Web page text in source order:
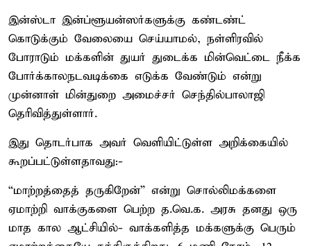
இன்ஸ்டா இன்ப்ளூயன்ஸர்களுக்கு கண்டண்ட்
கொடுக்கும் வேலையை செய்யாமல், நள்ளிரவில்
போராடும் மக்களின் துயர் துடைக்க மின்வெட்டை நீக்க
போர்க்காலநடவடிக்கை எடுக்க வேண்டும் என்று
முன்னாள் மின்துறை அமைச்சர் செந்தில்பாலாஜி
தெரிவித்துள்ளார்.
இது தொடர்பாக அவர் வெளியிட்டுள்ள அறிக்கையில்
கூறப்பட்டுள்ளதாவது:-
“மாற்றத்தைத் தருகிறேன்” என்று சொல்லிமக்களை
ஏமாற்றி வாக்குகளை பெற்ற த.வெ.க. அரசு தனது ஒரு
மாத கால ஆட்சியில்- வாக்களித்த மக்களுக்கு பெரும்